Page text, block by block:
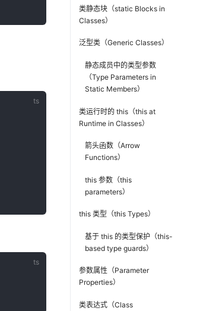
类静态块（static Blocks in
Classes）
泛型类（Generic Classes）
静态成员中的类型参数
（Type Parameters in
Static Members）
类运行时的 this（this at
Runtime in Classes）
箭头函数（Arrow
Functions）
this 参数（this
parameters）
this 类型（this Types）
基于 this 的类型保护（this-
based type guards）
参数属性（Parameter
Properties）
类表达式（Class